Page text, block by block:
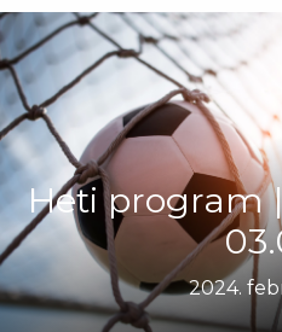
Heti program
2024.